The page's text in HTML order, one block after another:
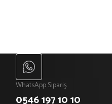
WhatsApp Sipariş
0546 197 10 10